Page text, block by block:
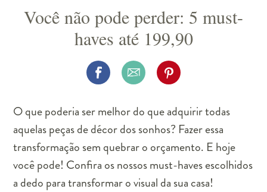
Você não pode perder: 5 must-
haves até 199,90
O que poderia ser melhor do que adquirir todas
aquelas peças de décor dos sonhos? Fazer essa
transformação sem quebrar o orçamento. E hoje
você pode! Confira os nossos must-haves escolhidos
a dedo para transformar o visual da sua casa!